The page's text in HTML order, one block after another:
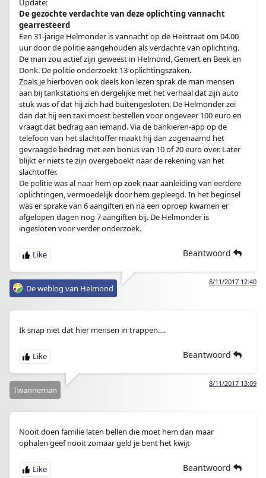
Update:
De gezochte verdachte van deze oplichting vannacht
gearresteerd
Een 31-jarige Helmonder is vannacht op de Heistraat om 04.00
uur door de politie aangehouden als verdachte van oplichting.
De man zou actief zijn geweest in Helmond, Gemert en Beek en
Donk. De politie onderzoekt 13 oplichtingszaken.
Zoals je hierboven ook deels kon lezen sprak de man mensen
aan bij tankstations en dergelijke met het verhaal dat zijn auto
stuk was of dat hij zich had buitengesloten. De Helmonder zei
dan dat hij een taxi moest bestellen voor ongeveer 100 euro en
vraagt dat bedrag aan iemand. Via de bankieren-app op de
telefoon van het slachtoffer maakt hij dan zogenaamd het
gevraagde bedrag met een bonus van 10 of 20 euro over. Later
blijkt er niets te zijn overgeboekt naar de rekening van het
slachtoffer.
De politie was al naar hem op zoek naar aanleiding van eerdere
oplichtingen, vermoedelijk door hem gepleegd. In het beginsel
was er sprake van 6 aangiften en na een oproep kwamen er
afgelopen dagen nog 7 aangiften bij. De Helmonder is
ingesloten voor verder onderzoek.
Beantwoord
8/11/2017 12:40
De weblog van Helmond
Ik snap niet dat hier mensen in trappen….
Beantwoord
8/11/2017 13:09
Twanneman
Nooit doen familie laten bellen die moet hem dan maar
ophalen geef nooit zomaar geld je bent het kwijt
Beantwoord